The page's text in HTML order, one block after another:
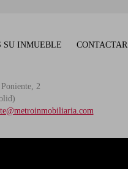
SU INMUEBLE CONTACTAR
2